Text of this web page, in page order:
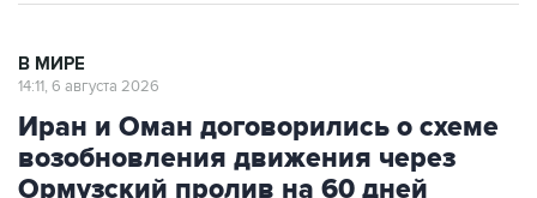
В МИРЕ
14:11, 6 августа 2026
Иран и Оман договорились о схеме
возобновления движения через
Ормузский пролив на 60 дней